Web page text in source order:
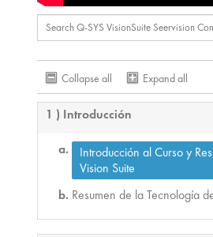
Collapse all Expand all
1 ) Introducción
Introducción al Curso y
Vision Suite
Resumen de la Tecnología